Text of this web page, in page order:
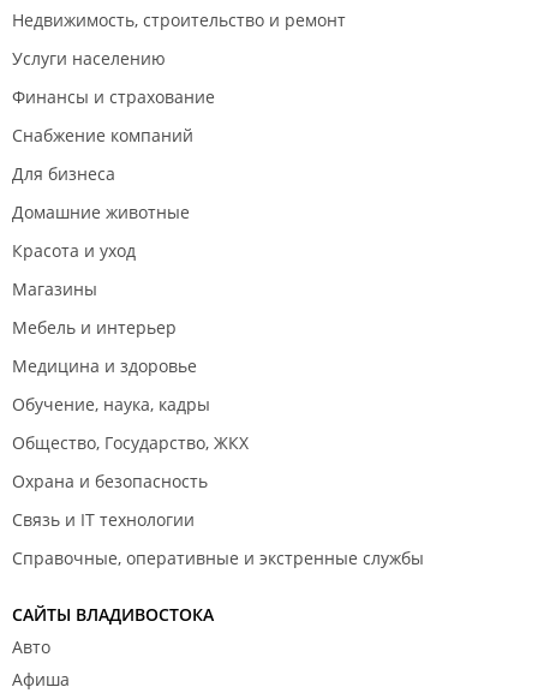
пускорегулирующей и защитной аппаратуры, спецификация
Минимальные сроки согласований и выполнения работ. Все
виды лицензий на выполняемые работы.
Филиал находится в БЦ "
Недвижимость, строительство и ремонт
Услуги населению
Финансы и страхование
Снабжение компаний
Для бизнеса
Домашние животные
Красота и уход
Магазины
Мебель и интерьер
Медицина и здоровье
Обучение, наука, кадры
Общество, Государство, ЖКХ
Охрана и безопасность
Связь и IT технологии
Справочные, оперативные и экстренные службы
САЙТЫ ВЛАДИВОСТОКА
Авто
Афиша